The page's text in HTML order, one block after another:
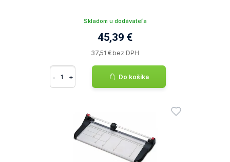
Skladom u dodávateľa
45,39 €
37,51 € bez DPH
- + Do košíka